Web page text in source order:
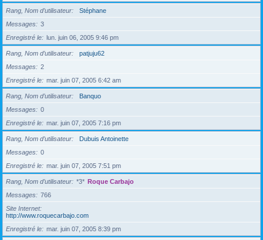
Rang, Nom d’utilisateur
Stéphane
Messages
3
Enregistré le
lun. juin 06, 2005 9:46 pm
Rang, Nom d’utilisateur
patjuju62
Messages
2
Enregistré le
mar. juin 07, 2005 6:42 am
Rang, Nom d’utilisateur
Banquo
Messages
0
Enregistré le
mar. juin 07, 2005 7:16 pm
Rang, Nom d’utilisateur
Dubuis Antoinette
Messages
0
Enregistré le
mar. juin 07, 2005 7:51 pm
Rang, Nom d’utilisateur *3* Roque Carbajo
Messages
766
Site Internet
http://www.roquecarbajo.com
Enregistré le
mar. juin 07, 2005 8:39 pm